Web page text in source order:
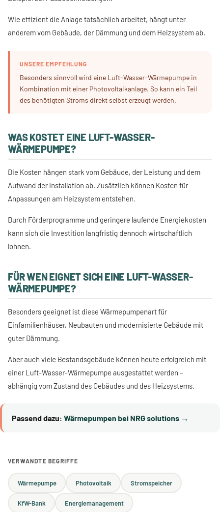
Wie effizient die Anlage tatsächlich arbeitet, hängt unter
anderem vom Gebäude, der Dämmung und dem Heizsystem ab.
UNSERE EMPFEHLUNG
Besonders sinnvoll wird eine Luft-Wasser-Wärmepumpe in
Kombination mit einer Photovoltaikanlage. So kann ein Teil
des benötigten Stroms direkt selbst erzeugt werden.
WAS KOSTET EINE LUFT-WASSER-
WÄRMEPUMPE?
Die Kosten hängen stark vom Gebäude, der Leistung und dem
Aufwand der Installation ab. Zusätzlich können Kosten für
Anpassungen am Heizsystem entstehen.
Durch Förderprogramme und geringere laufende Energiekosten
kann sich die Investition langfristig dennoch wirtschaftlich
lohnen.
FÜR WEN EIGNET SICH EINE LUFT-WASSER-
WÄRMEPUMPE?
Besonders geeignet ist diese Wärmepumpenart für
Einfamilienhäuser, Neubauten und modernisierte Gebäude mit
guter Dämmung.
Aber auch viele Bestandsgebäude können heute erfolgreich mit
einer Luft-Wasser-Wärmepumpe ausgestattet werden –
abhängig vom Zustand des Gebäudes und des Heizsystems.
Passend dazu: Wärmepumpen bei NRG solutions →
VERWANDTE BEGRIFFE
Wärmepumpe Photovoltaik Stromspeicher
KfW-Bank Energiemanagement